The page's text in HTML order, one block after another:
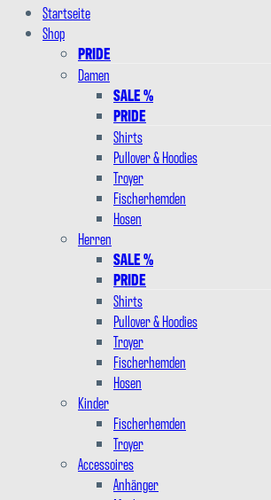
Startseite
Shop
PRIDE
Damen
SALE %
PRIDE
Shirts
Pullover & Hoodies
Troyer
Fischerhemden
Hosen
Herren
SALE %
PRIDE
Shirts
Pullover & Hoodies
Troyer
Fischerhemden
Hosen
Kinder
Fischerhemden
Troyer
Accessoires
Anhänger